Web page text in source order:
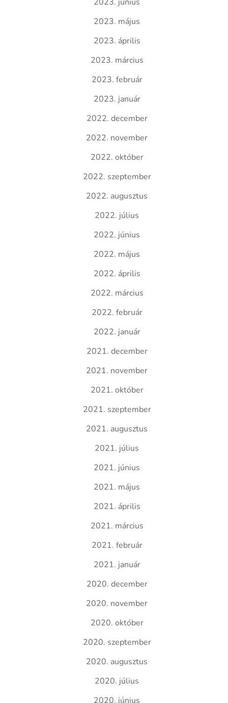
2023. május
2023. április
2023. március
2023. február
2023. január
2022. december
2022. november
2022. október
2022. szeptember
2022. augusztus
2022. július
2022. június
2022. május
2022. április
2022. március
2022. február
2022. január
2021. december
2021. november
2021. október
2021. szeptember
2021. augusztus
2021. július
2021. június
2021. május
2021. április
2021. március
2021. február
2021. január
2020. december
2020. november
2020. október
2020. szeptember
2020. augusztus
2020. július
2020. június